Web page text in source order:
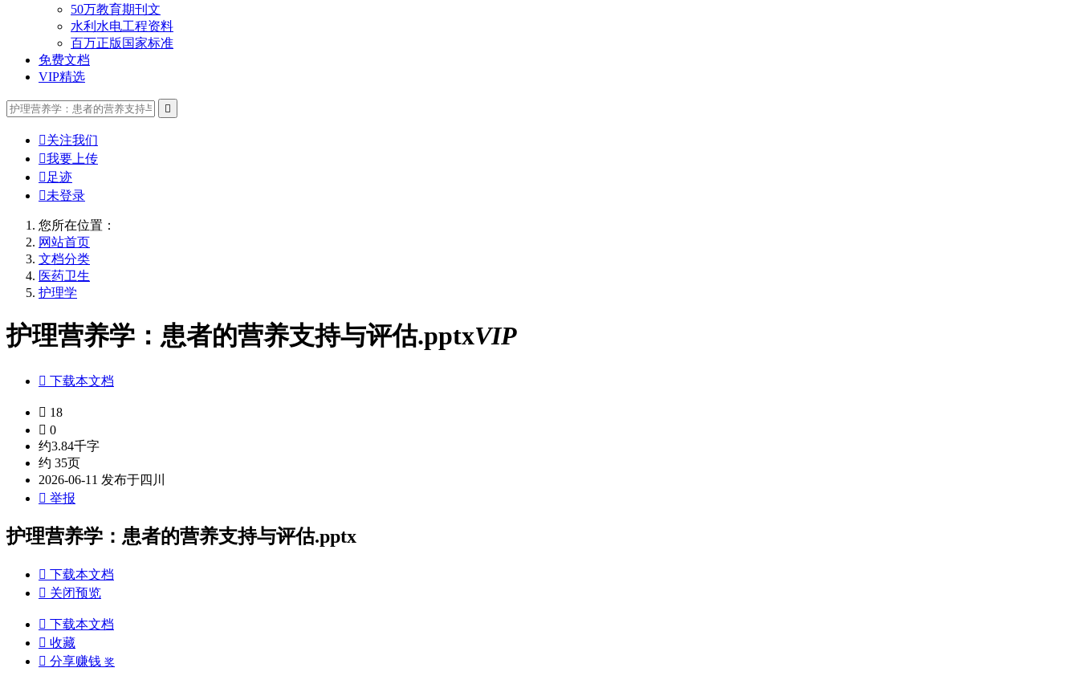
50万教育期刊文
水利水电工程资料
百万正版国家标准
免费文档
VIP精选

关注我们
我要上传
 足迹
未登录
您所在位置：
网站首页
文档分类
医药卫生
护理学
护理营养学：患者的营养支持与评估.pptxVIP
 下载本文档
 18
 0
约3.84千字
约 35页
2026-06-11 发布于四川
 举报
护理营养学：患者的营养支持与评估.pptx
 下载本文档
 关闭预览
 下载本文档
 收藏
 分享赚钱 奖